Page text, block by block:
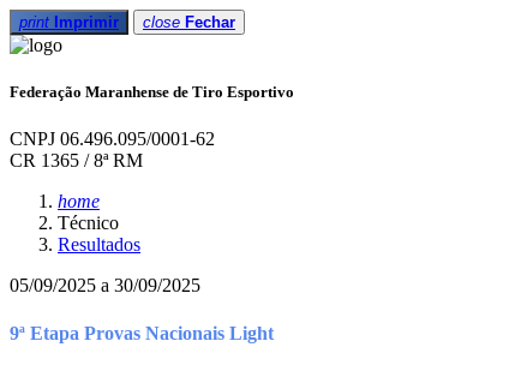
print Imprimir close Fechar
Federação Maranhense de Tiro Esportivo
CNPJ 06.496.095/0001-62
CR 1365 / 8ª RM
home
Técnico
Resultados
05/09/2025 a 30/09/2025
9ª Etapa Provas Nacionais Light